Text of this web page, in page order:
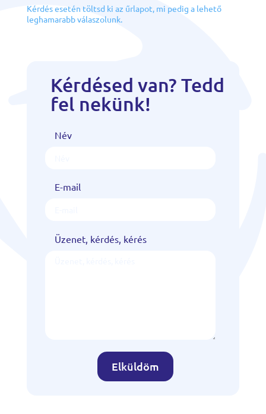
Kérdés esetén töltsd ki az űrlapot, mi pedig a lehető
leghamarabb válaszolunk.
Kérdésed van? Tedd
fel nekünk!
Név
E-mail
Üzenet, kérdés, kérés
Elküldöm